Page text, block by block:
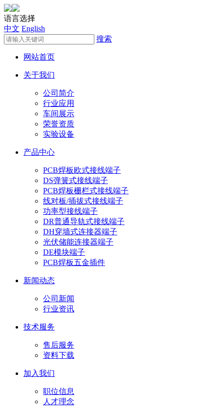
语言选择
中文 English
搜索
网站首页
关于我们
公司简介
行业应用
车间展示
荣誉资质
实验设备
产品中心
PCB焊板欧式接线端子
DS弹簧式接线端子
PCB焊板栅栏式接线端子
线对板/插拔式接线端子
功率型接线端子
DR普通导轨式接线端子
DH穿墙式连接器端子
光伏储能连接器端子
DE模块端子
PCB焊板五金插件
新闻动态
公司新闻
行业资讯
技术服务
售后服务
资料下载
加入我们
职位信息
人才理念